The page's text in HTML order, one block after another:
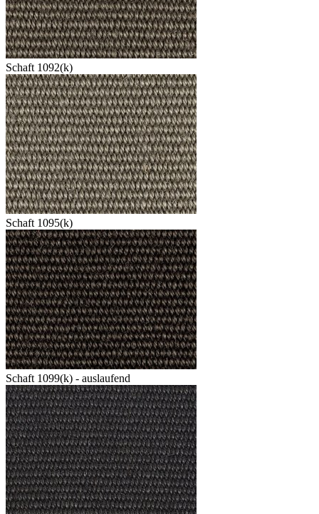
Schaft 1092(k)
Schaft 1095(k)
Schaft 1099(k) - auslaufend